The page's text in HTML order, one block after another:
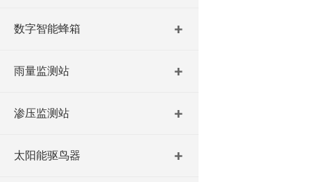
数字智能蜂箱
雨量监测站
渗压监测站
太阳能驱鸟器